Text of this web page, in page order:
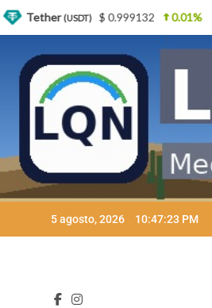
5 agosto, 2026 10:47:24 PM
0.01% BNB(BNB) $ 564.26